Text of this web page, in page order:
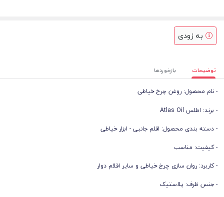
به زودی
توضیحات بازخوردها
- نام محصول: روغن چرخ خیاطی
- برند: اطلس Atlas Oil
- دسته بندی محصول: اقلم جانبی - ابزار خیاطی
- کیفیت: مناسب
- کاربرد: روان سازی چرخ خیاطی و سایر اقلام دوار
- جنس ظرف: پلاستیک